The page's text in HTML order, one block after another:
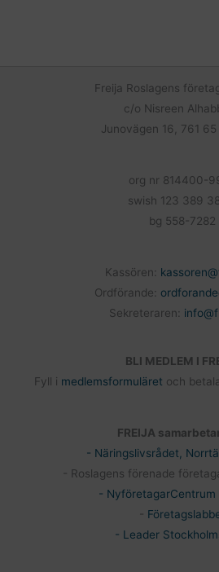
Freija Roslagens
c/o Nisreen
Junovägen 16, 761
org nr 814400-
swish 123 389
bg 558-7282
Kassören:
Ordförande:
Sekreteraren:
BLI MEDLEM I
Fyll i medlemsformuläret och
FREIJA
- Näringslivsrådet,
- Roslagens förenade
- NyföretagarCentrum
- Leader